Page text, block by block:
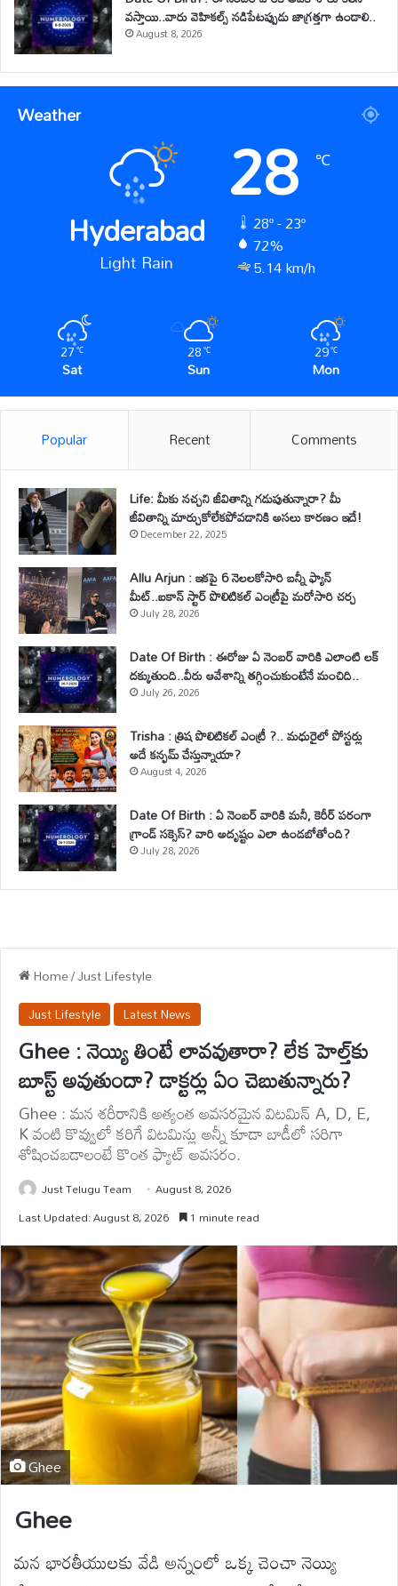
వస్తాయి..వారు వెహికల్స్ నడిపేటప్పుడు జాగ్రత్తగా ఉండాలి..
August 8, 2026
Weather
Hyderabad
Light Rain
28 ℃
28º - 23º
72%
5.14 km/h
27℃
Sat
28℃
Sun
29℃
Mon
Popular Recent Comments
Life: మీకు నచ్చని జీవితాన్ని గడుపుతున్నారా? మీ
జీవితాన్ని మార్చుకోలేకపోవడానికి అసలు కారణం ఇదే!
December 22, 2025
Allu Arjun : ఇకపై 6 నెలలకోసారి బన్నీ ఫ్యాన్
మీట్..ఐకాన్ స్టార్ పొలిటికల్ ఎంట్రీపై మరోసారి చర్చ
July 28, 2026
Date Of Birth : ఈరోజు ఏ నెంబర్ వారికి ఎలాంటి లక్
దక్కుతుంది..వీరు ఆవేశాన్ని తగ్గించుకుంటేనే మంచిది..
July 26, 2026
Trisha : త్రిష పొలిటికల్ ఎంట్రీ ?.. మధురైలో పోస్టర్లు
అదే కన్ఫమ్ చేస్తున్నాయా?
August 4, 2026
Date Of Birth : ఏ నెంబర్ వారికి మనీ, కెరీర్ పరంగా
గ్రాండ్ సక్సెస్? వారి అదృష్టం ఎలా ఉండబోతోంది?
July 28, 2026